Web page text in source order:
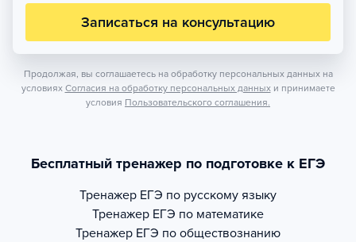
Записаться на консультацию
Продолжая, вы соглашаетесь на обработку персональных данных на
условиях Согласия на обработку персональных данных и принимаете
условия Пользовательского соглашения.
Бесплатный тренажер по подготовке к ЕГЭ
Тренажер ЕГЭ по русскому языку
Тренажер ЕГЭ по математике
Тренажер ЕГЭ по обществознанию